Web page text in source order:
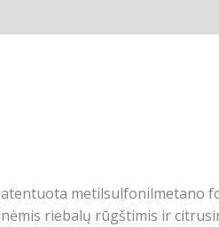
riebalų rūgštimis ir